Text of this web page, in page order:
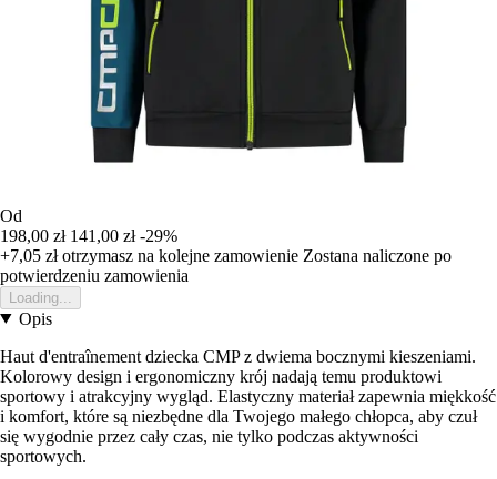
Od
198,00 zł 141,00 zł -29%
+7,05 złotrzymasz na kolejne zamowienie Zostana naliczone po
potwierdzeniu zamowienia
Loading...
Opis
Haut d'entraînement dziecka CMP z dwiema bocznymi kieszeniami.
Kolorowy design i ergonomiczny krój nadają temu produktowi
sportowy i atrakcyjny wygląd. Elastyczny materiał zapewnia miękkość
i komfort, które są niezbędne dla Twojego małego chłopca, aby czuł
się wygodnie przez cały czas, nie tylko podczas aktywności
sportowych.